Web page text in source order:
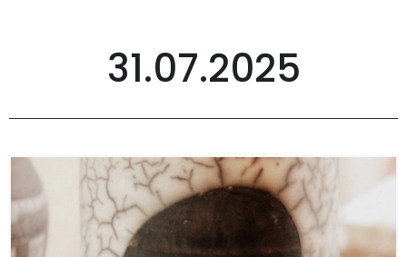
31.07.2025